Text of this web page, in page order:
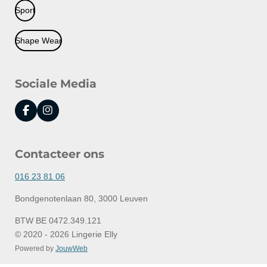
Sport
Shape Wear
Sociale Media
F
a
b
o
k
I
n
a
r
a
Contacteer ons
016 23 81 06
Bondgenotenlaan 80, 3000 Leuven
BTW BE 0472.349.121
© 2020 - 2026 Lingerie Elly
Powered by JouwWeb